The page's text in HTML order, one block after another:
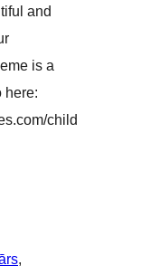
and
is a
here:
child